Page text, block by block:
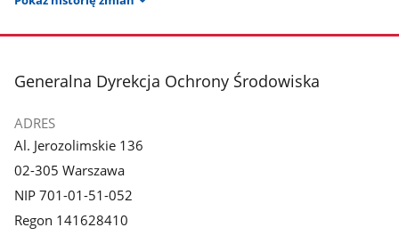
stopka
Generalna Dyrekcja Ochrony Środowiska
ADRES
Al. Jerozolimskie 136
02-305 Warszawa
NIP 701-01-51-052
Regon 141628410